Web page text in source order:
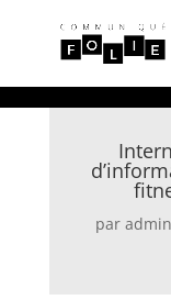
par admin